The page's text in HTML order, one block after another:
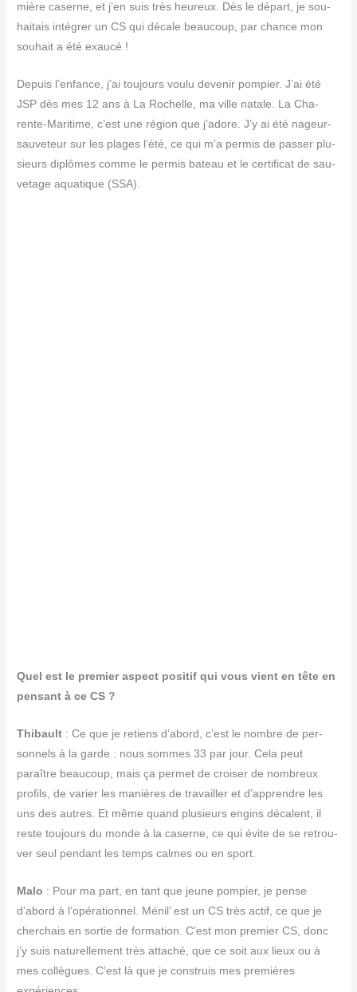
mière caserne, et j’en suis très heu­reux. Dès le départ, je sou­
hai­tais inté­grer un CS qui décale beau­coup, par chance mon
sou­hait a été exaucé !
Depuis l’enfance, j’ai tou­jours vou­lu deve­nir pom­pier. J’ai été
JSP dès mes 12 ans à La Rochelle, ma ville natale. La Cha­
rente-Mari­time, c’est une région que j’adore. J’y ai été nageur-
sau­ve­teur sur les plages l’été, ce qui m’a per­mis de pas­ser plu­
sieurs diplômes comme le per­mis bateau et le cer­ti­fi­cat de sau­
ve­tage aqua­tique (SSA).
Quel est le pre­mier aspect posi­tif qui vous vient en tête en
pen­sant à ce CS ?
Thi­bault : Ce que je retiens d’abord, c’est le nombre de per­
son­nels à la garde : nous sommes 33 par jour. Cela peut
paraître beau­coup, mais ça per­met de croi­ser de nom­breux
pro­fils, de varier les manières de tra­vailler et d’apprendre les
uns des autres. Et même quand plu­sieurs engins décalent, il
reste tou­jours du monde à la caserne, ce qui évite de se retrou­
ver seul pen­dant les temps calmes ou en sport.
Malo : Pour ma part, en tant que jeune pom­pier, je pense
d’abord à l’opérationnel. Ménil’ est un CS très actif, ce que je
cher­chais en sor­tie de for­ma­tion. C’est mon pre­mier CS, donc
j’y suis natu­rel­le­ment très atta­ché, que ce soit aux lieux ou à
mes col­lègues. C’est là que je construis mes pre­mières